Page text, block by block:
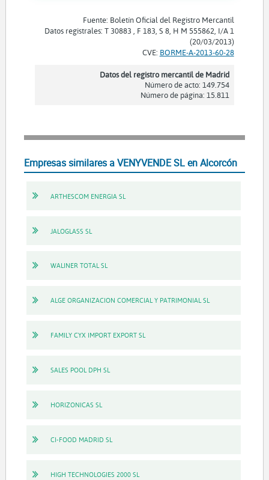
Fuente: Boletín Oficial del Registro Mercantil
Datos registrales: T 30883 , F 183, S 8, H M 555862, I/A 1
(20/03/2013)
CVE: BORME-A-2013-60-28
Datos del registro mercantil de Madrid
Número de acto: 149.754
Número de página: 15.811
Empresas similares a VENYVENDE SL en Alcorcón
ARTHESCOM ENERGIA SL
JALOGLASS SL
WALINER TOTAL SL
ALGE ORGANIZACION COMERCIAL Y PATRIMONIAL SL
FAMILY CYX IMPORT EXPORT SL
SALES POOL DPH SL
HORIZONICAS SL
CI-FOOD MADRID SL
HIGH TECHNOLOGIES 2000 SL